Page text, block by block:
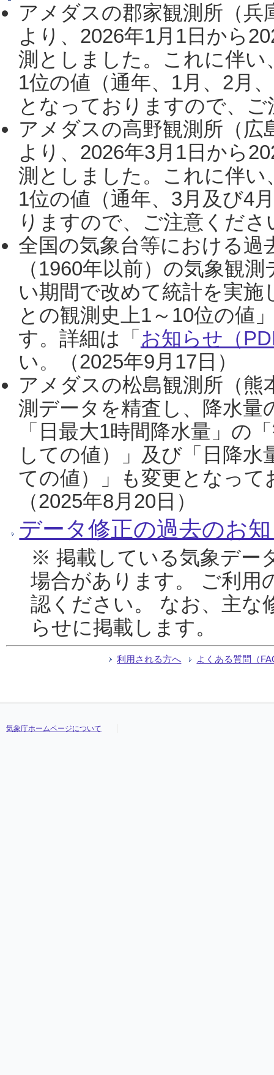
アメダスの郡家観測所（
より、2026年1月1日から
測としました。これに伴い
1位の値（通年、1月、2月
となっておりますので、
アメダスの高野観測所（
より、2026年3月1日から
測としました。これに伴い
1位の値（通年、3月及び4
りますので、ご注意くだ
全国の気象台等における過
（1960年以前）の気象観
い期間で改めて統計を実
との観測史上1～10位の値
す。詳細は「 お知らせ（
い。（2025年9月17日）
アメダスの松島観測所（熊
測データを精査し、降水
「日最大1時間降水量」の
しての値）」及び「日降
ての値）」も変更となっ
（2025年8月20日）
データ修正の過去のお
※ 掲載している気象デー
場合があります。 ご利用
認ください。 なお、主な
らせに掲載します。
利用される方へ よくある質問（
気象庁ホームページについて